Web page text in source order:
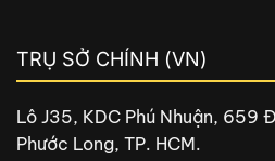
TRỤ SỞ CHÍNH (VN)
Lô J35, KDC Phú Nhuận, 659
Phước Long, TP. HCM.